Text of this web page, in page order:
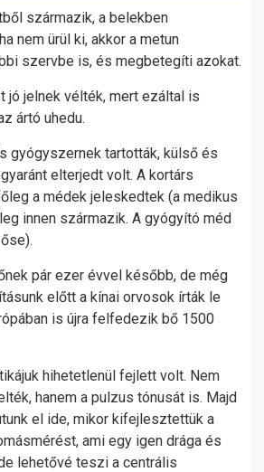
származik, a belekben
nem ürül ki, akkor a metun
szervbe is, és megbetegíti azokat.
jó jelnek vélték, mert ezáltal is
ártó uhedu.
gyógyszernek tartották, külső és
elterjedt volt. A kortárs
a médek jeleskedtek (a medikus
innen származik. A gyógyító méd
pár ezer évvel később, de még
előtt a kínai orvosok írták le
is újra felfedezik bő 1500
hihetetlenül fejlett volt. Nem
hanem a pulzus tónusát is. Majd
el ide, mikor kifejlesztettük a
ami egy igen drága és
lehetővé teszi a centrális